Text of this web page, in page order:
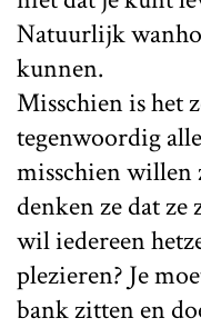
Natuurlijk
kunnen.
Misschien is het
tegenwoordig
misschien willen
denken ze dat
wil iedereen
plezieren? Je
bank zitten en